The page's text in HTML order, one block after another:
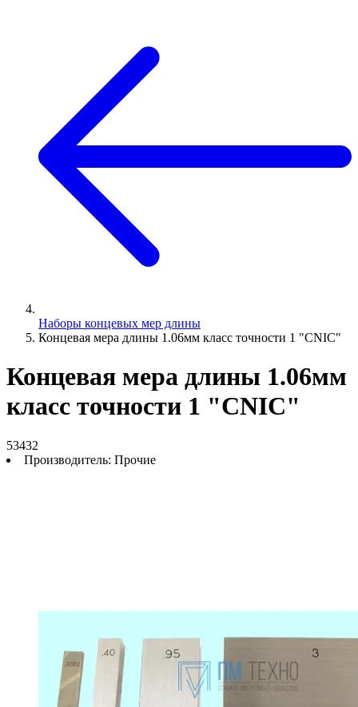
Наборы концевых мер длины
Концевая мера длины 1.06мм класс точности 1 "CNIC"
Концевая мера длины 1.06мм
класс точности 1 "CNIC"
53432
Производитель: Прочие